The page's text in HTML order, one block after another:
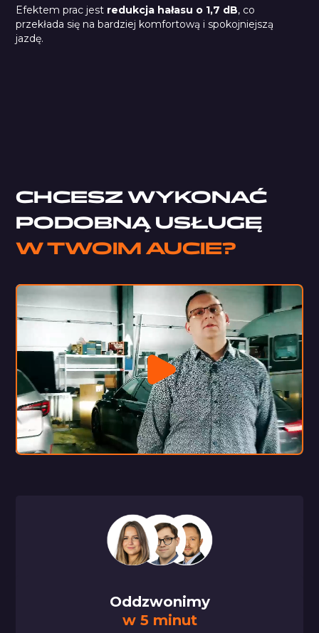
Efektem prac jest redukcja hałasu o 1,7 dB, co
przekłada się na bardziej komfortową i spokojniejszą
jazdę.
CHCESZ WYKONAĆ
PODOBNĄ USŁUGĘ
W TWOIM AUCIE?
Oddzwonimy
w 5 minut